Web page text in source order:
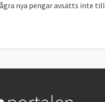
nya pengar avsätts inte till